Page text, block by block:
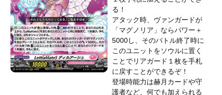
る！
アタック時、ヴァンガードが
「マグノリア」ならパワー＋
5000し、そのバトル終了時に
このユニットをソウルに置く
ことでリアガード１枚を手札
に戻すことができるぞ！
登場時能力は赫月カードや守
護者など、何でも加えられる